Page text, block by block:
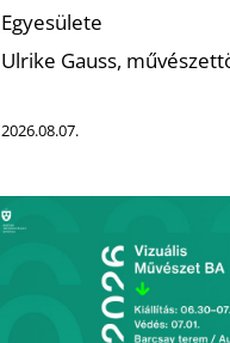
Egyesülete
Ulrike Gauss,
2026.08.07.